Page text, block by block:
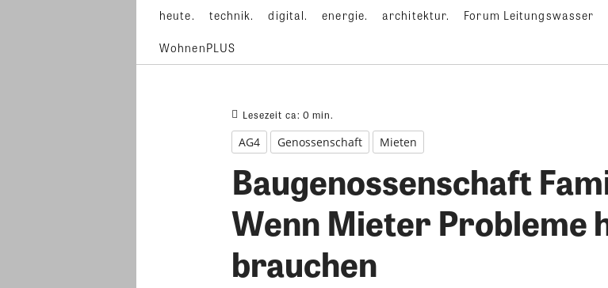
heute. technik. digital. energie. architektur. Forum Leitungswasser
WohnenPLUS
Lesezeit ca: 0 min.
AG4 Genossenschaft Mieten
Baugenossenschaft
Wenn Mieter Probleme
brauchen